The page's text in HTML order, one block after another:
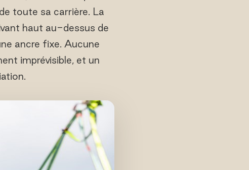
toute sa carrière. La
haut au-dessus de
ancre fixe. Aucune
imprévisible, et un